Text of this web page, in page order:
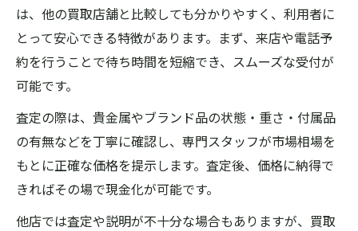
は、他の買取店舗と比較しても分かりやすく、利用者に
とって安心できる特徴があります。まず、来店や電話予
約を行うことで待ち時間を短縮でき、スムーズな受付が
可能です。
査定の際は、貴金属やブランド品の状態・重さ・付属品
の有無などを丁寧に確認し、専門スタッフが市場相場を
もとに正確な価格を提示します。査定後、価格に納得で
きればその場で現金化が可能です。
他店では査定や説明が不十分な場合もありますが、買取